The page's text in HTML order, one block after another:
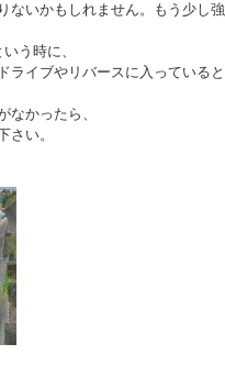
ないかもしれません。もう少し
う時に、
ライブやリバースに入っている
なかったら、
さい。